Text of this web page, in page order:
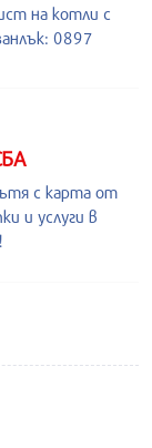
на котли с
0897
с карта от
и услуги в